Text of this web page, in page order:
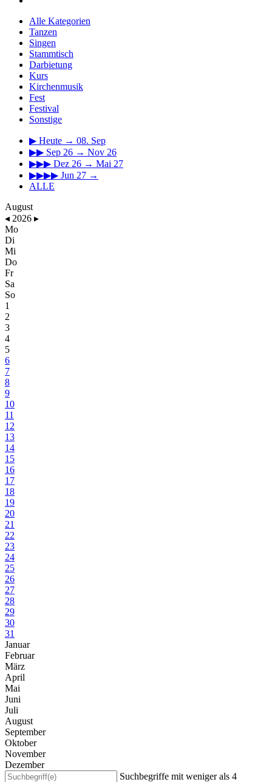
Alle Kategorien
Tanzen
Singen
Stammtisch
Darbietung
Kurs
Kirchenmusik
Fest
Festival
Sonstige
▶ Heute → 08. Sep
▶▶ Sep 26 → Nov 26
▶▶▶ Dez 26 → Mai 27
▶▶▶▶ Jun 27 →
ALLE
August
◂ 2026 ▸
Mo
Di
Mi
Do
Fr
Sa
So
1
2
3
4
5
6
7
8
9
10
11
12
13
14
15
16
17
18
19
20
21
22
23
24
25
26
27
28
29
30
31
Januar
Februar
März
April
Mai
Juni
Juli
August
September
Oktober
November
Dezember
Suchbegriffe mit weniger als 4